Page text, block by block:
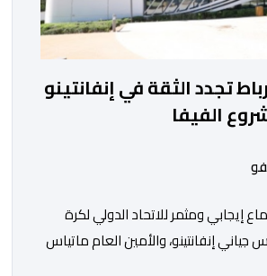
تجدد الثقة في إنفانتينو
الفيفا
إيجابي ومثمر للاتحاد الدولي لكرة
جياني إنفانتينو، والأمين العام ماتياس